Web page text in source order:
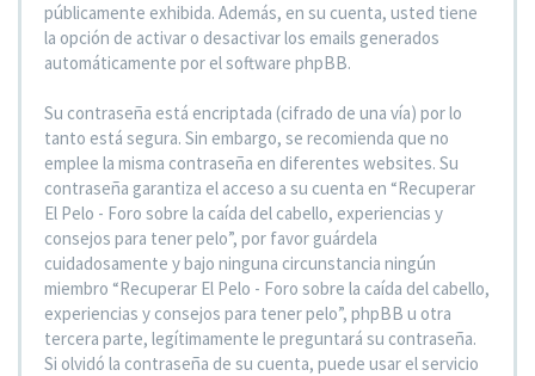
públicamente exhibida. Además, en su cuenta, usted tiene
la opción de activar o desactivar los emails generados
automáticamente por el software phpBB.
Su contraseña está encriptada (cifrado de una vía) por lo
tanto está segura. Sin embargo, se recomienda que no
emplee la misma contraseña en diferentes websites. Su
contraseña garantiza el acceso a su cuenta en “Recuperar
El Pelo - Foro sobre la caída del cabello, experiencias y
consejos para tener pelo”, por favor guárdela
cuidadosamente y bajo ninguna circunstancia ningún
miembro “Recuperar El Pelo - Foro sobre la caída del cabello,
experiencias y consejos para tener pelo”, phpBB u otra
tercera parte, legítimamente le preguntará su contraseña.
Si olvidó la contraseña de su cuenta, puede usar el servicio